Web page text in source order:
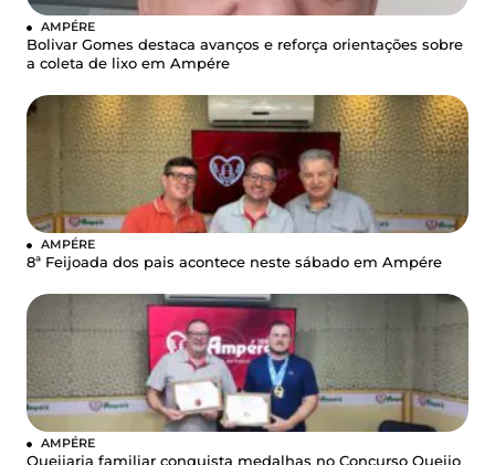
AMPÉRE
Bolivar Gomes destaca avanços e reforça orientações sobre
a coleta de lixo em Ampére
AMPÉRE
8ª Feijoada dos pais acontece neste sábado em Ampére
AMPÉRE
Queijaria familiar conquista medalhas no Concurso Queijo